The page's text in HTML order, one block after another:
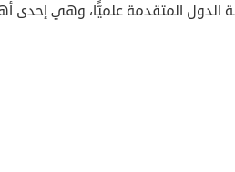
الدول المتقدمة علميًّا، وهي إحدى